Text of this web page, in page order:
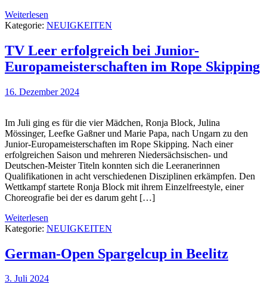
Weiterlesen
Kategorie: NEUIGKEITEN
TV Leer erfolgreich bei Junior-
Europameisterschaften im Rope Skipping
16. Dezember 2024
Im Juli ging es für die vier Mädchen, Ronja Block, Julina
Mössinger, Leefke Gaßner und Marie Papa, nach Ungarn zu den
Junior-Europameisterschaften im Rope Skipping. Nach einer
erfolgreichen Saison und mehreren Niedersächsischen- und
Deutschen-Meister Titeln konnten sich die Leeranerinnen
Qualifikationen in acht verschiedenen Disziplinen erkämpfen. Den
Wettkampf startete Ronja Block mit ihrem Einzelfreestyle, einer
Choreografie bei der es darum geht […]
Weiterlesen
Kategorie: NEUIGKEITEN
German-Open Spargelcup in Beelitz
3. Juli 2024